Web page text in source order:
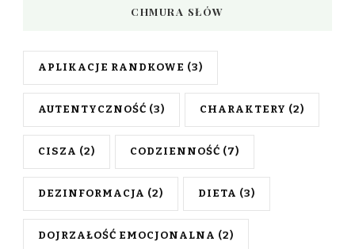
CHMURA SŁÓW
APLIKACJE RANDKOWE (3)
AUTENTYCZNOŚĆ (3) CHARAKTERY (2)
CISZA (2) CODZIENNOŚĆ (7)
DEZINFORMACJA (2) DIETA (3)
DOJRZAŁOŚĆ EMOCJONALNA (2)